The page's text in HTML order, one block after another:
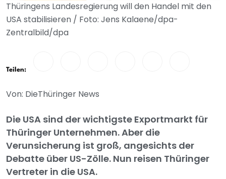
Thüringens Landesregierung will den Handel mit den
USA stabilisieren / Foto: Jens Kalaene/dpa-
Zentralbild/dpa
Teilen:
Von: DieThüringer News
Die USA sind der wichtigste Exportmarkt für
Thüringer Unternehmen. Aber die
Verunsicherung ist groß, angesichts der
Debatte über US-Zölle. Nun reisen Thüringer
Vertreter in die USA.